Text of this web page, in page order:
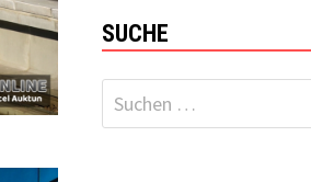
SUCHE
Suchen
nach: